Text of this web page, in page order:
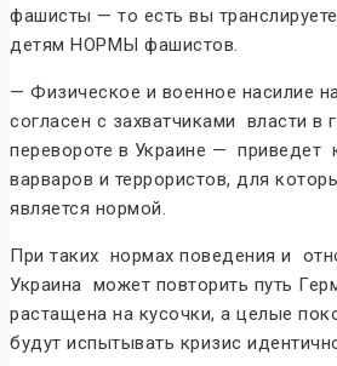
фашисты — то есть вы
детям НОРМЫ фашистов.
— Физическое и военное насилие
согласен с захватчиками власти в
перевороте в Украине — приведет
варваров и террористов, для
является нормой.
При таких нормах поведения и
Украина может повторить путь
растащена на кусочки, а целые
будут испытывать кризис